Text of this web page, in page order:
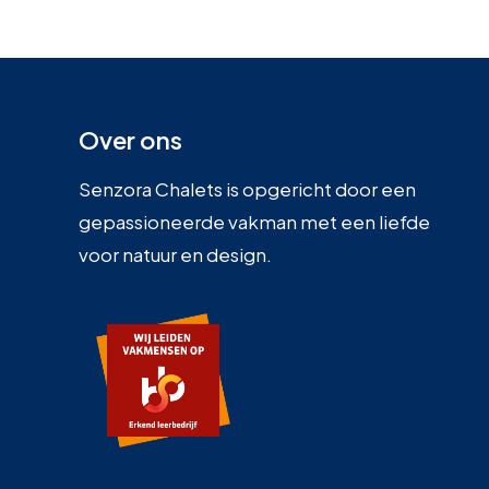
Over ons
Senzora Chalets is opgericht door een
gepassioneerde vakman met een liefde
voor natuur en design.